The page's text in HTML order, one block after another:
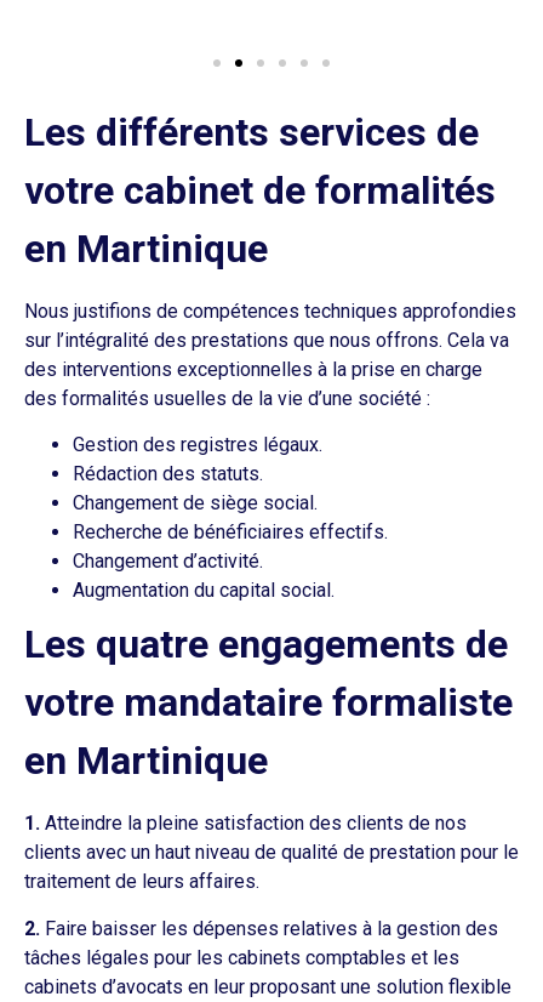
Les différents services de
votre cabinet de formalités
en Martinique
Nous justifions de compétences techniques approfondies
sur l’intégralité des prestations que nous offrons. Cela va
des interventions exceptionnelles à la prise en charge
des formalités usuelles de la vie d’une société :
Gestion des registres légaux.
Rédaction des statuts.
Changement de siège social.
Recherche de bénéficiaires effectifs.
Changement d’activité.
Augmentation du capital social.
Les quatre engagements de
votre mandataire formaliste
en Martinique
1. Atteindre la pleine satisfaction des clients de nos
clients avec un haut niveau de qualité de prestation pour le
traitement de leurs affaires.
2. Faire baisser les dépenses relatives à la gestion des
tâches légales pour les cabinets comptables et les
cabinets d’avocats en leur proposant une solution flexible